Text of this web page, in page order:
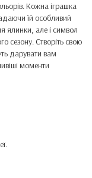
Кожна іграшка
їй особливий
ялинки, але і символ
сезону. Створіть свою
дарувати вам
моменти